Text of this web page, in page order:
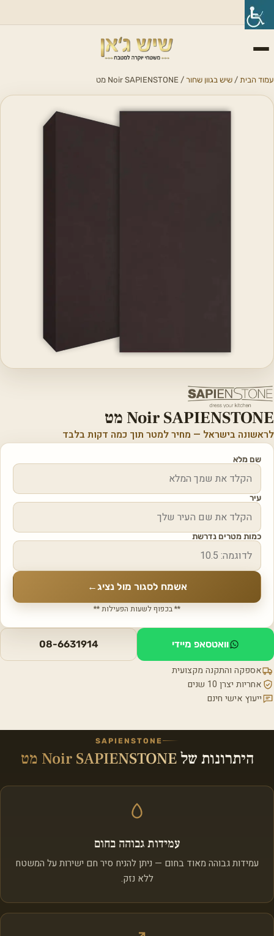
עמוד הבית / שיש בגוון שחור / Noir SAPIENSTONE מט
Noir SAPIENSTONE מט
לראשונה בישראל — מחיר למטר תוך כמה דקות בלבד
שם מלא
עיר
כמות מטרים נדרשת
אשמח לסגור מול נציג←
** בכפוף לשעות הפעילות **
וואטסאפ מיידי 08-6631914
אספקה והתקנה מקצועית
אחריות יצרן 10 שנים
ייעוץ אישי חינם
SAPIENSTONE
היתרונות שלNoir SAPIENSTONE מט
עמידות גבוהה בחום
עמידות גבוהה מאוד בחום — ניתן להניח סיר חם ישירות על המשטח
ללא נזק.